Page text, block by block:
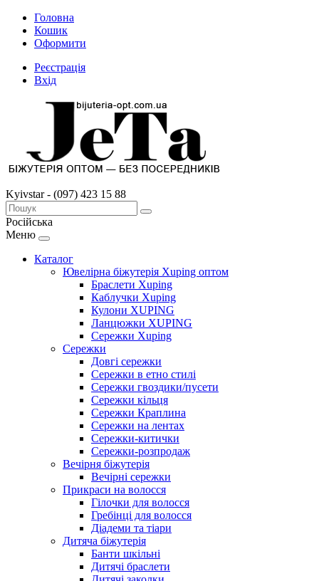
Головна
Кошик
Оформити
Реєстрація
Вхід
Kyivstar - (097) 423 15 88
Російська
Меню
Каталог
Ювелірна біжутерія Xuping оптом
Браслети Xuping
Каблучки Xuping
Кулони XUPING
Ланцюжки XUPING
Сережки Xuping
Сережки
Довгі сережки
Сережки в етно стилі
Сережки гвоздики/пусети
Сережки кільця
Сережки Краплина
Сережки на лентах
Сережки-китички
Сережки-розпродаж
Вечірня біжутерія
Вечірні сережки
Прикраси на волосся
Гілочки для волосся
Гребінці для волосся
Діадеми та тіари
Дитяча біжутерія
Банти шкільні
Дитячі браслети